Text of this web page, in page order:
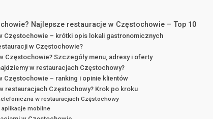
Najlepsze restauracje w Częstochowie – Top 10
Częstochowie – krótki opis lokali gastronomicznych
w Częstochowie?
Częstochowie? Szczegóły menu, adresy i oferty
w restauracjach Częstochowy?
Częstochowie – ranking i opinie klientów
restauracjach Częstochowy? Krok po kroku
w restauracjach Częstochowy
mobilne